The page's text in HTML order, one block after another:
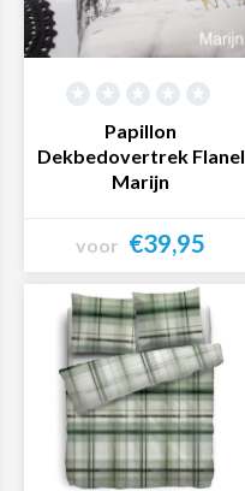
Papillon
Dekbedovertrek Flanel
Marijn
voor €39,95
Bekijk product